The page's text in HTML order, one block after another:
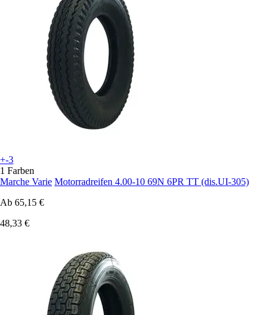
+-3
1 Farben
Marche Varie Motorradreifen 4.00-10 69N 6PR TT (dis.UI-305)
Ab 65,15 €
48,33 €